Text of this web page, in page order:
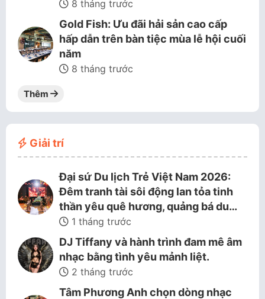
8 tháng trước
Gold Fish: Ưu đãi hải sản cao cấp
hấp dẫn trên bàn tiệc mùa lễ hội cuối
năm
8 tháng trước
Thêm
Giải trí
Đại sứ Du lịch Trẻ Việt Nam 2026:
Đêm tranh tài sôi động lan tỏa tinh
thần yêu quê hương, quảng bá du…
1 tháng trước
DJ Tiffany và hành trình đam mê âm
nhạc bằng tình yêu mảnh liệt.
2 tháng trước
Tâm Phương Anh chọn dòng nhạc